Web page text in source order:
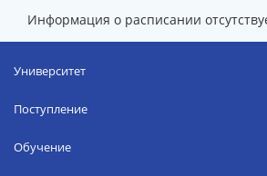
Информация о расписании
Университет
Поступление
Обучение